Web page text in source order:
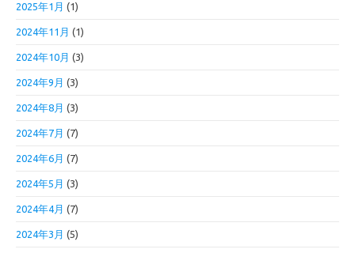
2025年1月 (1)
2024年11月 (1)
2024年10月 (3)
2024年9月 (3)
2024年8月 (3)
2024年7月 (7)
2024年6月 (7)
2024年5月 (3)
2024年4月 (7)
2024年3月 (5)